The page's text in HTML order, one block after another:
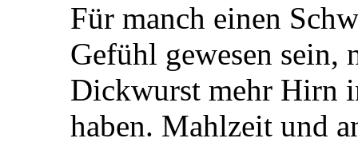
Für manch einen
Gefühl gewesen sein,
Dickwurst mehr Hirn
haben. Mahlzeit und